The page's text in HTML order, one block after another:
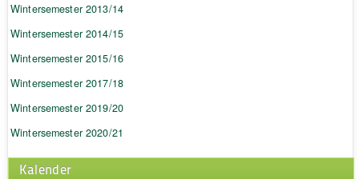
Wintersemester 2013/14
Wintersemester 2014/15
Wintersemester 2015/16
Wintersemester 2017/18
Wintersemester 2019/20
Wintersemester 2020/21
Kalender